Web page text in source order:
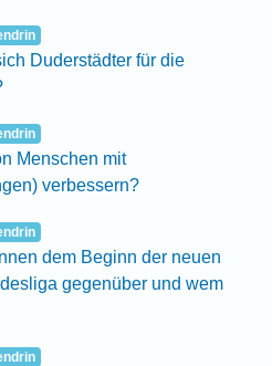
Duderstädter für die
Menschen mit
verbessern?
dem Beginn der neuen
gegenüber und wem